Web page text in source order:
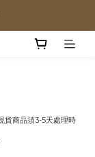
貨商品須3-5天處理時